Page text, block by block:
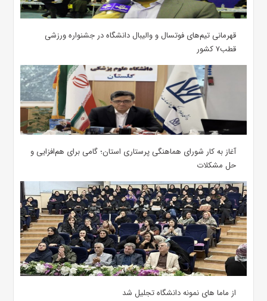
قهرمانی تیم‌های فوتسال و والیبال دانشگاه در جشنواره ورزشی
قطب۷ کشور
آغاز به کار شورای هماهنگی پرستاری استان؛ گامی برای هم‌افزایی و
حل مشکلات
از ماما های نمونه دانشگاه تجلیل شد